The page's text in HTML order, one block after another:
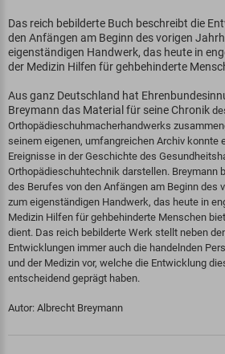
Das reich bebilderte Buch beschreibt die
den Anfängen am Beginn des vorigen
eigenständigen Handwerk, das heute in
der Medizin Hilfen für gehbehinderte
Aus ganz Deutschland hat
Breymann das Material für seine Chronik
Orthopädieschuhmacherhandwerks
seinem eigenen, umfangreichen Archiv konnte
Ereignisse in der Geschichte des
Orthopädieschuhtechnik darstellen. Breymann
des Berufes von den Anfängen am Beginn des
zum eigenständigen Handwerk, das heute in
Medizin Hilfen für gehbehinderte Menschen
dient. Das reich bebilderte Werk stellt neben
Entwicklungen immer auch die handelnden
und der Medizin vor, welche die Entwicklung
entscheidend geprägt haben.
Autor: Albrecht Breymann